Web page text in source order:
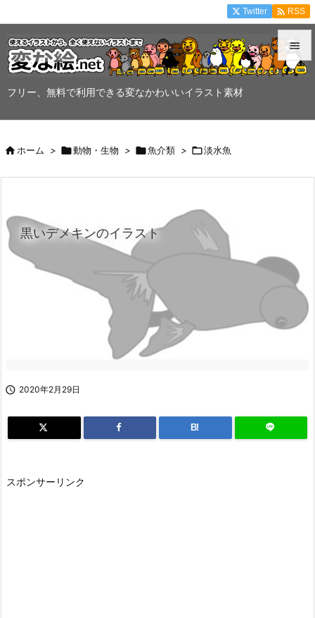
フリー、無料で利用できる変なかわいいイラスト素材


Twitter  RSS
ホーム > 動物・生物 > 魚介類 > 淡水魚
黒いデメキンのイラスト
 2020年2月29日
B!
スポンサーリンク